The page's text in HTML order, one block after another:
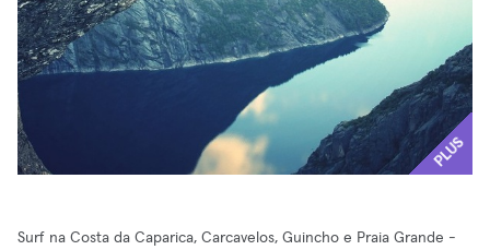
PLUS
Surf na Costa da Caparica, Carcavelos, Guincho e Praia Grande -